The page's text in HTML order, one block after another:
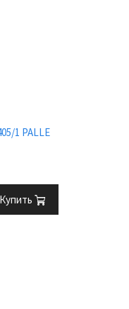
1 PALLE
Купить